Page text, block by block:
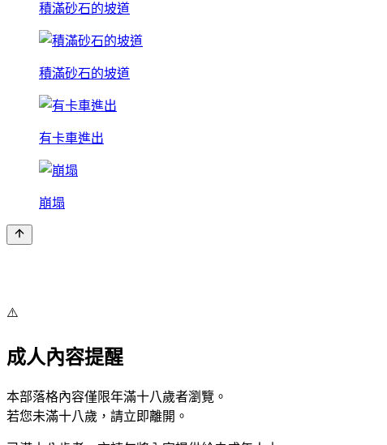
積滿砂石的坡道
積滿砂石的坡道
有卡車進出
崩塌
⚠️
成人內容提醒
本部落格內容僅限年滿十八歲者瀏覽。
若您未滿十八歲，請立即離開。